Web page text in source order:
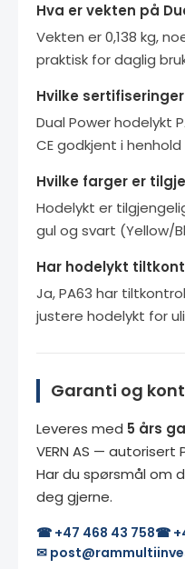
Hva er vekten på
Vekten er 0,138 kg,
praktisk for daglig
Hvilke
Dual Power hodelykt
CE godkjent i
Hvilke farger er
Hodelykt er
gul og svart (Yellow/
Har hodelykt
Ja, PA63 har
justere hodelykt for
Garanti og
Leveres med 5 års
VERN AS —
Har du spørsmål om
deg gjerne.
☎ +47 468 43 758☎
✉